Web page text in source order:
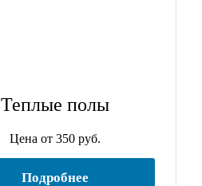
Теплые полы
Цена от 350 руб.
Подробнее